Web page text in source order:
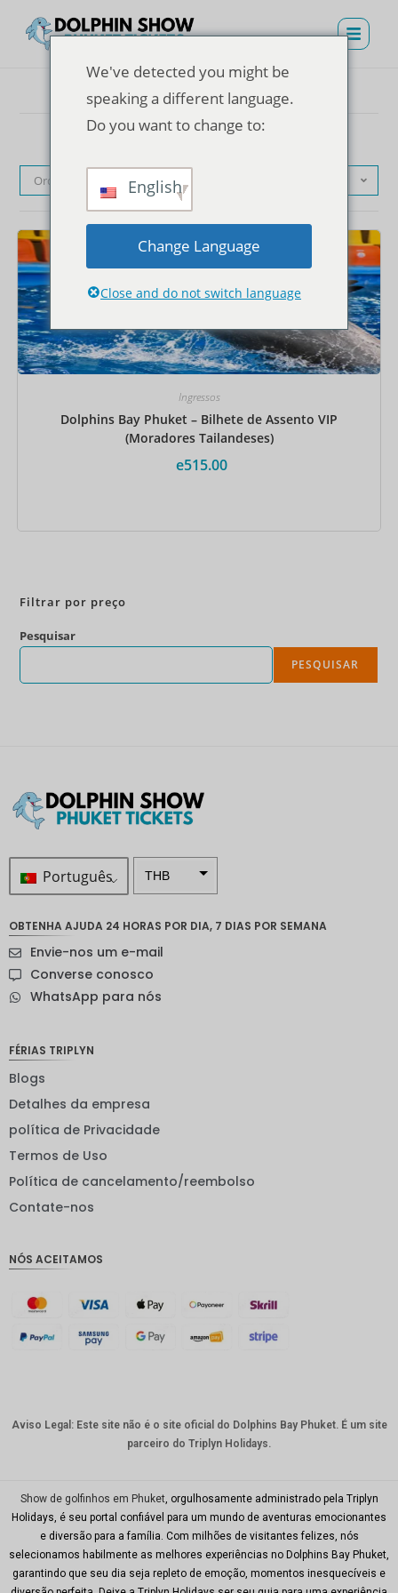
Ordenação padrão
Ingressos
Dolphins Bay Phuket – Bilhete de Assento VIP
(Moradores Tailandeses)
e515.00
Filtrar por preço
Pesquisar
PESQUISAR
Português THB
sueca
neozelan
ienes
EUR
suíço
australia
CNY
TWD
Minhas
Ries
OBTENHA AJUDA 24 HORAS POR DIA, 7 DIAS POR SEMANA
Envie-nos um e-mail
Converse conosco
WhatsApp para nós
FÉRIAS TRIPLYN
Blogs
Detalhes da empresa
política de Privacidade
Termos de Uso
Política de cancelamento/reembolso
Contate-nos
NÓS ACEITAMOS
Aviso Legal: Este site não é o site oficial do Dolphins Bay Phuket. É um site
parceiro do Triplyn Holidays.
Show de golfinhos em Phuket , orgulhosamente administrado pela Triplyn
Holidays, é seu portal confiável para um mundo de aventuras emocionantes
e diversão para a família. Com milhões de visitantes felizes, nós
selecionamos habilmente as melhores experiências no Dolphins Bay Phuket,
garantindo que seu dia seja repleto de emoção, momentos inesquecíveis e
We've detected you might be
speaking a different language.
Do you want to change to:
English
Change Language
Close and do not switch language